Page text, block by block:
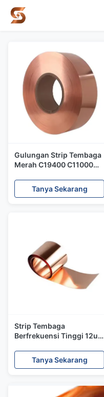
Gulungan Strip Tembaga
Merah C19400 C11000
Pengelasan Pemotongan
C1100 Dekoratif
Tanya Sekarang
Strip Tembaga
Berfrekuensi Tinggi 12um
Kemurnian Tinggi
Tanya Sekarang